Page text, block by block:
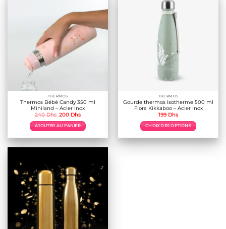
THERMOS
Thermos Bébé Candy 350 ml
Miniland – Acier Inox
240Dhs Le
initial
était :
240 Dhs.
200 DhsLe
actuel
est :
200 Dhs.
AJOUTER AU PANIER
THERMOS
Gourde thermos Isotherme 500 ml
Flora Kikkaboo – Acier Inox
199 Dhs
CHOIX DES OPTIONS